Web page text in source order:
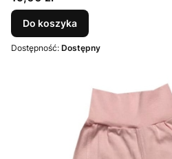
Do koszyka
Dostępność: Dostępny